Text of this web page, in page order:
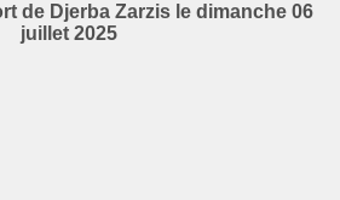
de Djerba Zarzis le dimanche 06
juillet 2025